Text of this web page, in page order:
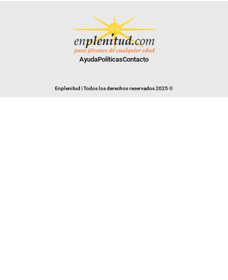
AyudaPolíticasContacto
Enplenitud | Todos los derechos reservados 2025 ©